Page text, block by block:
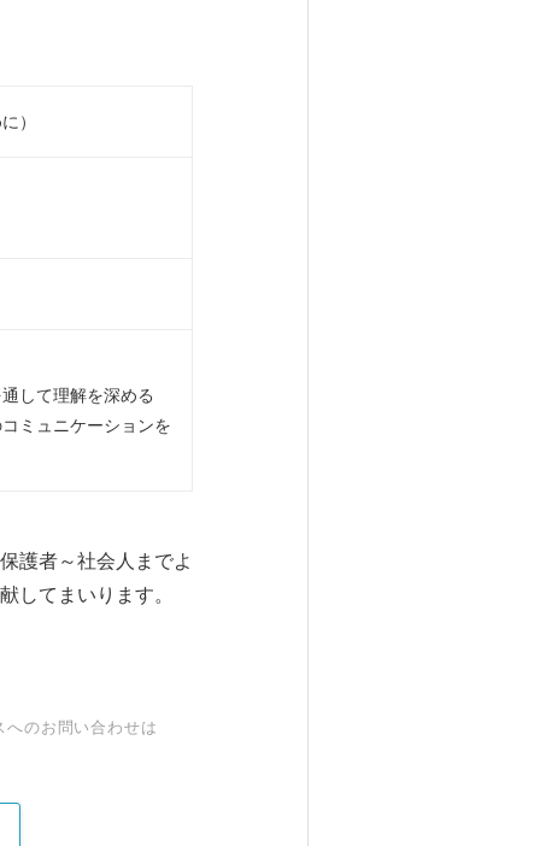
）
して理解を深める
ミュニケーションを
護者～社会人までよ
してまいります。
のお問い合わせは